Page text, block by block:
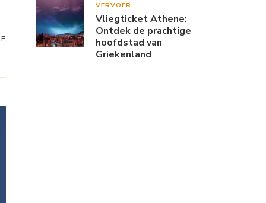
VERVOER
Vliegticket Athene:
Ontdek de prachtige
hoofdstad van
Griekenland